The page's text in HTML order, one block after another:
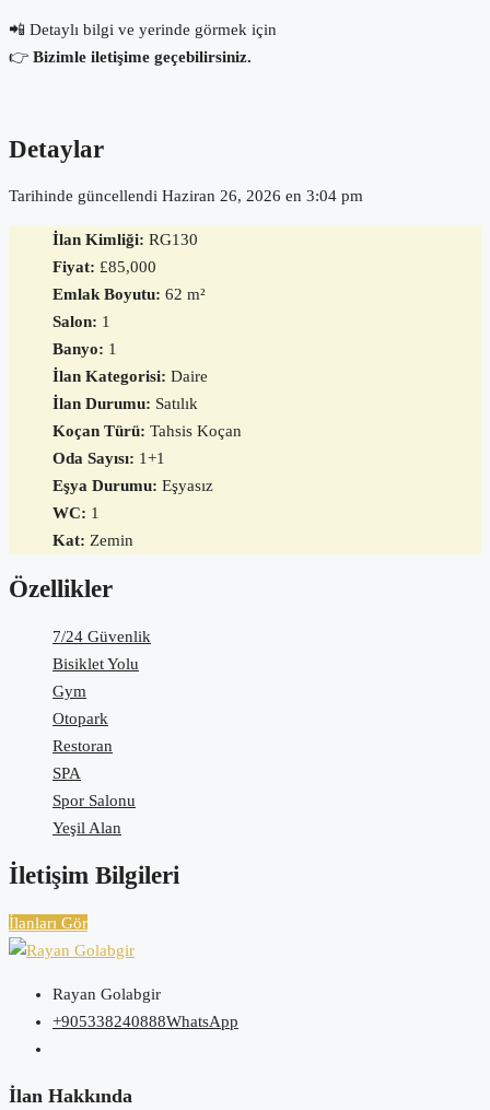
📲 Detaylı bilgi ve yerinde görmek için
👉 Bizimle iletişime geçebilirsiniz.
Detaylar
Tarihinde güncellendi Haziran 26, 2026 en 3:04 pm
İlan Kimliği: RG130
Fiyat: £85,000
Emlak Boyutu: 62 m²
Salon: 1
Banyo: 1
İlan Kategorisi: Daire
İlan Durumu: Satılık
Koçan Türü: Tahsis Koçan
Oda Sayısı: 1+1
Eşya Durumu: Eşyasız
WC: 1
Kat: Zemin
Özellikler
7/24 Güvenlik
Bisiklet Yolu
Gym
Otopark
Restoran
SPA
Spor Salonu
Yeşil Alan
İletişim Bilgileri
İlanları Gör
Rayan Golabgir
+905338240888WhatsApp
İlan Hakkında